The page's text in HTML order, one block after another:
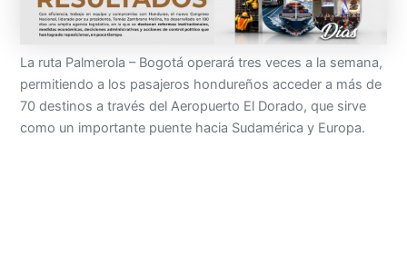
La ruta Palmerola – Bogotá operará tres veces a la semana,
permitiendo a los pasajeros hondureños acceder a más de
70 destinos a través del Aeropuerto El Dorado, que sirve
como un importante puente hacia Sudamérica y Europa.